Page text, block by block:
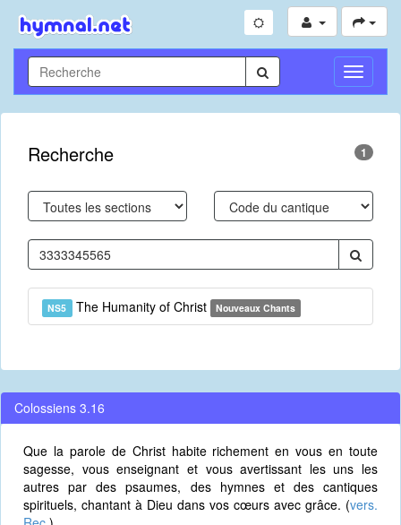
Toggle
Recherche 1
NS5 The Humanity of Christ Nouveaux Chants
Colossiens 3.16
Que la parole de Christ habite richement en vous en toute
sagesse, vous enseignant et vous avertissant les uns les
autres par des psaumes, des hymnes et des cantiques
spirituels, chantant à Dieu dans vos cœurs avec grâce. (vers.